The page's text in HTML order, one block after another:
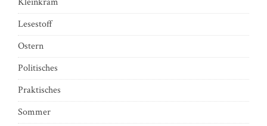
Lesestoff
Ostern
Politisches
Praktisches
Sommer